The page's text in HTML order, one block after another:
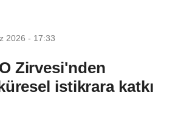
2026 - 17:33
Zirvesi'nden
istikrara katkı